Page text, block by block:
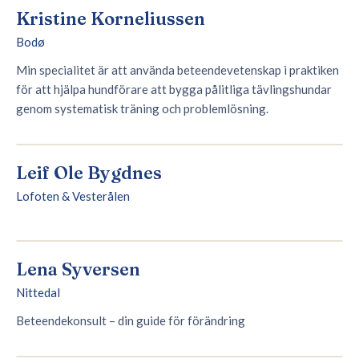
Kristine Korneliussen
Bodø
Min specialitet är att använda beteendevetenskap i praktiken
för att hjälpa hundförare att bygga pålitliga tävlingshundar
genom systematisk träning och problemlösning.
Leif Ole Bygdnes
Lofoten & Vesterålen
Lena Syversen
Nittedal
Beteendekonsult – din guide för förändring